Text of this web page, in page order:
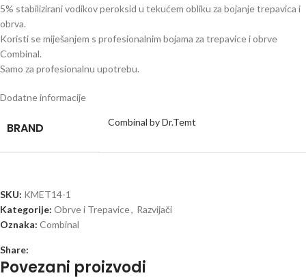
5% stabilizirani vodikov peroksid u tekućem obliku za bojanje trepavica i
obrva.
Koristi se miješanjem s profesionalnim bojama za trepavice i obrve
Combinal.
Samo za profesionalnu upotrebu.
Dodatne informacije
BRAND Combinal by Dr.Temt
SKU: KMET14-1
Kategorije: Obrve i Trepavice, Razvijači
Oznaka: Combinal
Share:
Povezani proizvodi